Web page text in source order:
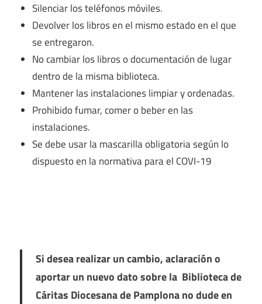
Silenciar los teléfonos móviles.
Devolver los libros en el mismo estado en el que
se entregaron.
No cambiar los libros o documentación de lugar
dentro de la misma biblioteca.
Mantener las instalaciones limpiar y ordenadas.
Prohibido fumar, comer o beber en las
instalaciones.
Se debe usar la mascarilla obligatoria según lo
dispuesto en la normativa para el COVI-19
Si desea realizar un cambio, aclaración o
aportar un nuevo dato sobre la Biblioteca de
Cáritas Diocesana de Pamplona no dude en